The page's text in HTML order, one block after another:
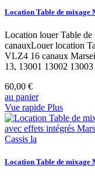
Location Table de mixage
Location louer Table
canauxLouer location
VLZ4 16 canaux
13, 13001 13002
60,00 €
au panier
Vue rapide Plus
Location Table de mixage